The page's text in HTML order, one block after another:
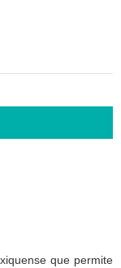
que permite